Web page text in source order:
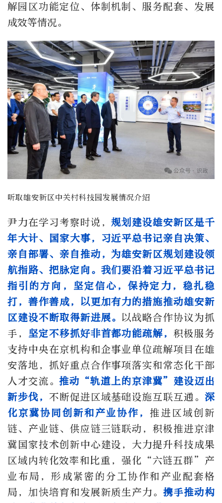
解园区功能定位、体制机制、服务配套、发展
成效等情况。
听取雄安新区中关村科技园发展情况介绍
尹力在学习考察时说，规划建设雄安新区是千
年大计、国家大事，习近平总书记亲自决策、
亲自部署、亲自推动，为雄安新区规划建设领
航指路、把脉定向。我们要沿着习近平总书记
指引的方向，坚定信心，保持定力，稳扎稳
打，善作善成，以更加有力的措施推动雄安新
区建设不断取得新进展。 以战略合作协议为抓
手， 坚定不移抓好非首都功能疏解，积极服务
支持中央在京机构和企事业单位疏解项目在雄
安落地，抓好重点合作事项落实和常态化干部
人才交流。推动“轨道上的京津冀”建设迈出
新步伐， 不断促进区域基础设施互联互通。深
化京冀协同创新和产业协作， 推进区域创新
链、产业链、供应链三链联动，积极推进京津
冀国家技术创新中心建设，大力提升科技成果
区域内转化效率和比重，强化“六链五群”产
业布局，形成紧密的分工协作和产业配套格
局，加快培育和发展新质生产力。携手推动构